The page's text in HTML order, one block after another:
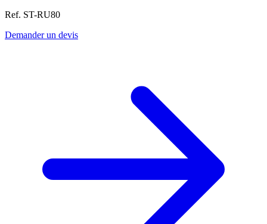
Ref. ST-RU80
Demander un devis